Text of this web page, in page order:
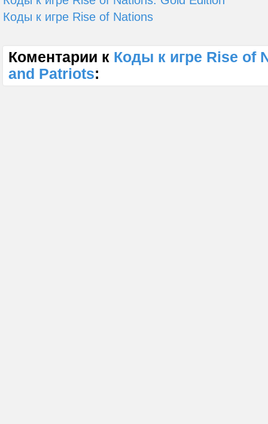
Коды к игре Rise of Nations
Коментарии к Коды к игре Rise of
and Patriots: